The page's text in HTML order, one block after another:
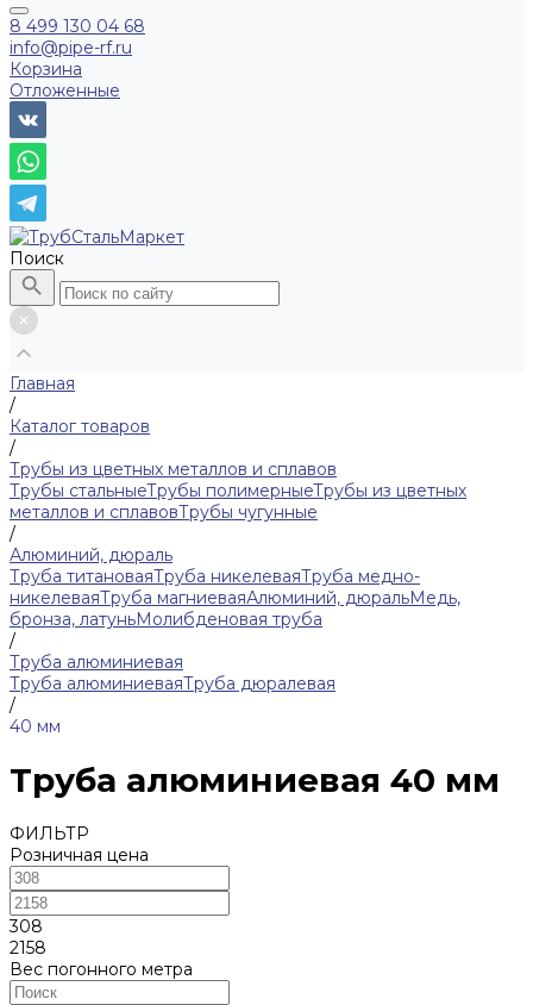
8 499 130 04 68
info@pipe-rf.ru
Корзина
Отложенные
Поиск
Главная
/
Каталог товаров
/
Трубы из цветных металлов и сплавов
Трубы стальныеТрубы полимерныеТрубы из цветных
металлов и сплавовТрубы чугунные
/
Алюминий, дюраль
Труба титановаяТруба никелеваяТруба медно-
никелеваяТруба магниеваяАлюминий, дюральМедь,
бронза, латуньМолибденовая труба
/
Труба алюминиевая
Труба алюминиеваяТруба дюралевая
/
40 мм
Труба алюминиевая 40 мм
ФИЛЬТР
Розничная цена
308
2158
Вес погонного метра